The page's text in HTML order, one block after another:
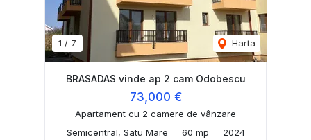
1 / 7 Harta
BRASADAS vinde ap 2 cam Odobescu
73,000 €
Apartament cu 2 camere de vânzare
Semicentral, Satu Mare
60 mp 2024